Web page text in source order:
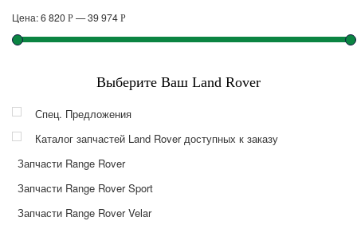
Цена:6 820 Р —39 974 Р
Выберите Ваш Land Rover
Спец. Предложения
Каталог запчастей Land Rover доступных к заказу
Запчасти Range Rover
Запчасти Range Rover Sport
Запчасти Range Rover Velar